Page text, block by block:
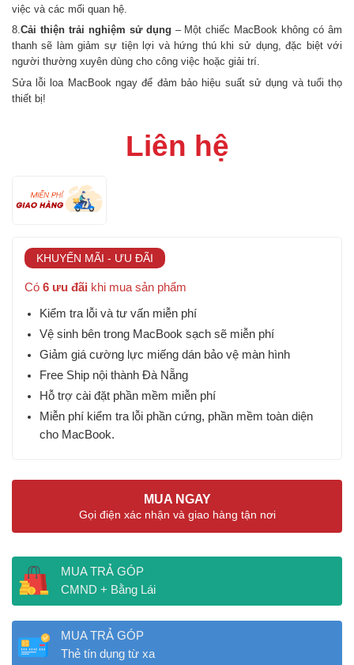
việc và các mối quan hệ.
8.Cải thiện trải nghiệm sử dụng – Một chiếc MacBook không có âm
thanh sẽ làm giảm sự tiện lợi và hứng thú khi sử dụng, đặc biệt với
người thường xuyên dùng cho công việc hoặc giải trí.
Sửa lỗi loa MacBook ngay để đảm bảo hiệu suất sử dụng và tuổi thọ
thiết bị!
Liên hệ
KHUYẾN MÃI - ƯU ĐÃI
Có 6 ưu đãi khi mua sản phẩm
Kiểm tra lỗi và tư vấn miễn phí
Vệ sinh bên trong MacBook sạch sẽ miễn phí
Giảm giá cường lực miếng dán bảo vệ màn hình
Free Ship nội thành Đà Nẵng
Hỗ trợ cài đặt phần mềm miễn phí
Miễn phí kiểm tra lỗi phần cứng, phần mềm toàn diện
cho MacBook.
MUA NGAY
Gọi điện xác nhận và giao hàng tận nơi
MUA TRẢ GÓP
CMND + Bằng Lái
MUA TRẢ GÓP
Thẻ tín dụng từ xa